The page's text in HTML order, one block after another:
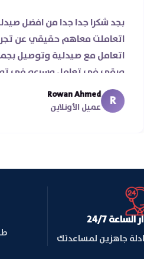
بجد شكرا جدا جدا
اتعاملت معاهم
اتعامل مع صيدلية
ورقي في تعامل
من يومين من
R
Rowan Ahmed
عميل الأونلاين
24/7
جاهزين لمساعدتك